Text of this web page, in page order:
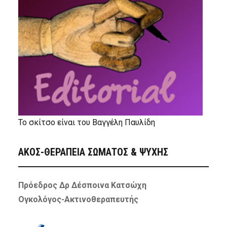
Το σκίτσο είναι του Βαγγέλη Παυλίδη
ΑΚΟΣ-ΘΕΡΑΠΕΙΑ ΣΩΜΑΤΟΣ & ΨΥΧΗΣ
Πρόεδρος Δρ Δέσποινα Κατσώχη
Ογκολόγος-Ακτινοθεραπευτής